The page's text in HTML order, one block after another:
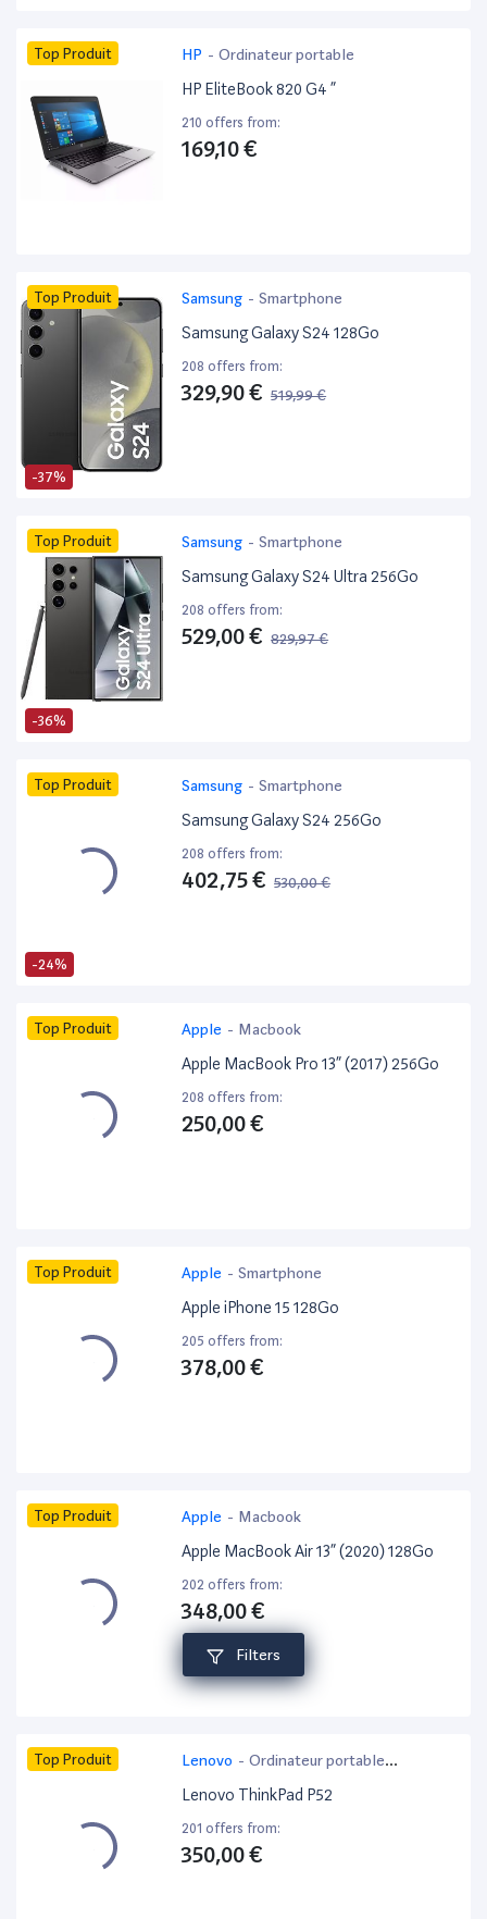
Filters
Top Produit HP - Ordinateur portable
HP EliteBook 820 G4 ”
210 offers from:
169,10 €
-37%
Top Produit Samsung - Smartphone
Samsung Galaxy S24 128Go
208 offers from:
329,90 € 519,99 €
-36%
Top Produit Samsung - Smartphone
Samsung Galaxy S24 Ultra 256Go
208 offers from:
529,00 € 829,97 €
-24%
Top Produit Samsung - Smartphone
Samsung Galaxy S24 256Go
208 offers from:
402,75 € 530,00 €
Top Produit Apple - Macbook
Apple MacBook Pro 13” (2017) 256Go
208 offers from:
250,00 €
Top Produit Apple - Smartphone
Apple iPhone 15 128Go
205 offers from:
378,00 €
Top Produit Apple - Macbook
Apple MacBook Air 13” (2020) 128Go
202 offers from:
348,00 €
Top Produit Lenovo - Ordinateur portable
bureautique
Lenovo ThinkPad P52
201 offers from:
350,00 €